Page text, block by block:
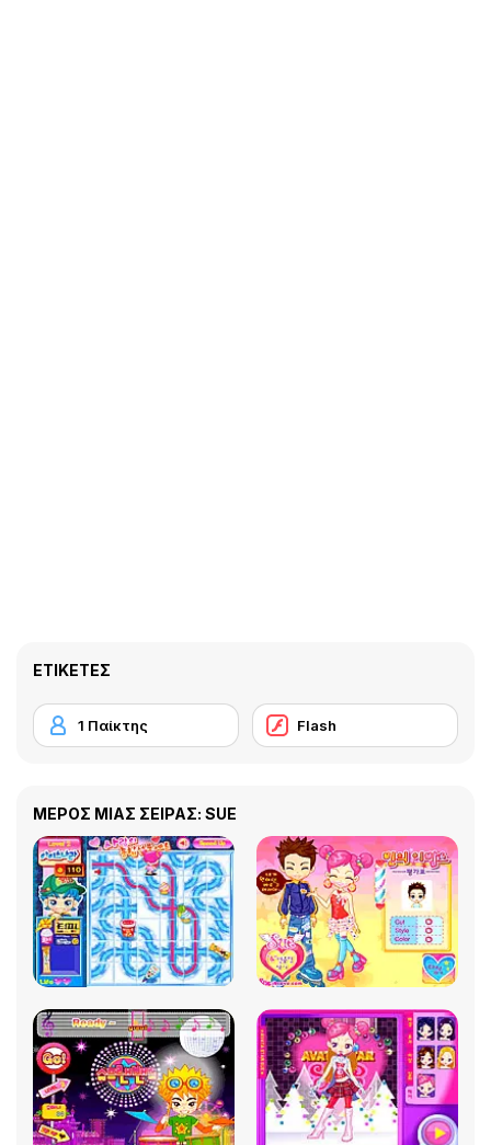
ΕΤΙΚΈΤΕΣ
1 Παίκτης Flash
ΜΕΡΟΣ ΜΙΑΣ ΣΕΙΡΑΣ: SUE